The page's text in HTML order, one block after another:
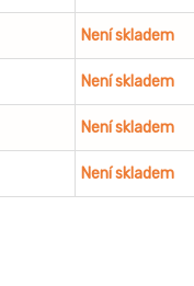
Není skladem
Není skladem
Není skladem
Není skladem